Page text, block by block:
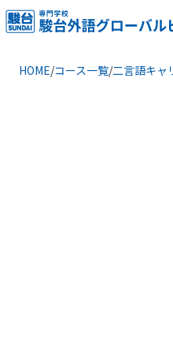
HOME/コース一覧/二言語キャ